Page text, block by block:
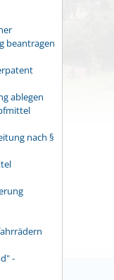
beantragen
ablegen
nach §
-